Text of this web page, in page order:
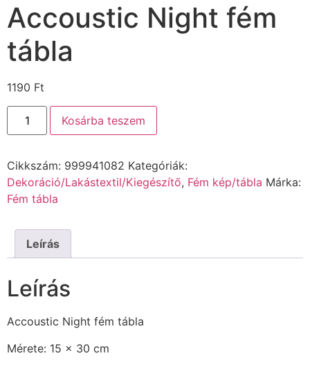
Accoustic Night fém
tábla
1190 Ft
Kosárba teszem
Cikkszám: 999941082 Kategóriák:
Dekoráció/Lakástextil/Kiegészítő, Fém kép/tábla Márka:
Fém tábla
Leírás
Leírás
Accoustic Night fém tábla
Mérete: 15 x 30 cm